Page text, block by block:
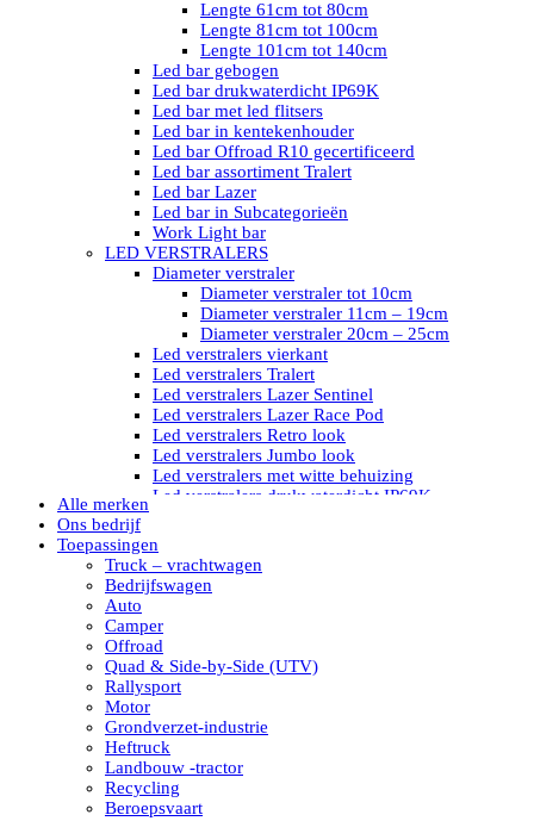
Lengte 61cm tot 80cm
Lengte 81cm tot 100cm
Lengte 101cm tot 140cm
Led bar gebogen
Led bar drukwaterdicht IP69K
Led bar met led flitsers
Led bar in kentekenhouder
Led bar Offroad R10 gecertificeerd
Led bar assortiment Tralert
Led bar Lazer
Led bar in Subcategorieën
Work Light bar
LED VERSTRALERS
Diameter verstraler
Diameter verstraler tot 10cm
Diameter verstraler 11cm – 19cm
Diameter verstraler 20cm – 25cm
Led verstralers vierkant
Led verstralers Tralert
Led verstralers Lazer Sentinel
Led verstralers Lazer Race Pod
Led verstralers Retro look
Led verstralers Jumbo look
Led verstralers met witte behuizing
Led verstralers drukwaterdicht IP69K
LED WERKLAMPEN
Model werklamp
Led werklamp vierkant
Led werklamp ovaal
Led werklamp kleur wit
Combinatie LED werklampen
Led achteruitrijverlichting
Led onderbouw achteruitrijlamp
Led werklamp industrieel
Led veiligheidsverlichting
Led werklamp tractor
Alle merken
Ons bedrijf
Toepassingen
Truck – vrachtwagen
Bedrijfswagen
Auto
Camper
Offroad
Quad & Side-by-Side (UTV)
Rallysport
Motor
Grondverzet-industrie
Heftruck
Landbouw -tractor
Recycling
Beroepsvaart